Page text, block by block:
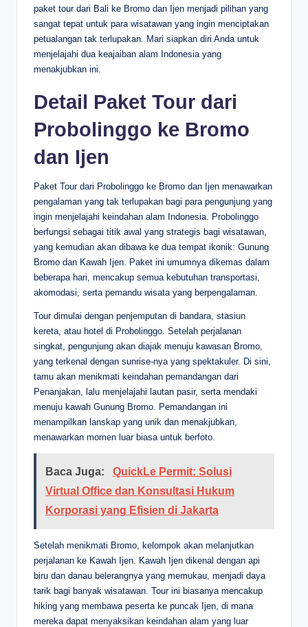
paket tour dari Bali ke Bromo dan Ijen menjadi pilihan yang
sangat tepat untuk para wisatawan yang ingin menciptakan
petualangan tak terlupakan. Mari siapkan diri Anda untuk
menjelajahi dua keajaiban alam Indonesia yang
menakjubkan ini.
Detail Paket Tour dari
Probolinggo ke Bromo
dan Ijen
Paket Tour dari Probolinggo ke Bromo dan Ijen menawarkan
pengalaman yang tak terlupakan bagi para pengunjung yang
ingin menjelajahi keindahan alam Indonesia. Probolinggo
berfungsi sebagai titik awal yang strategis bagi wisatawan,
yang kemudian akan dibawa ke dua tempat ikonik: Gunung
Bromo dan Kawah Ijen. Paket ini umumnya dikemas dalam
beberapa hari, mencakup semua kebutuhan transportasi,
akomodasi, serta pemandu wisata yang berpengalaman.
Tour dimulai dengan penjemputan di bandara, stasiun
kereta, atau hotel di Probolinggo. Setelah perjalanan
singkat, pengunjung akan diajak menuju kawasan Bromo,
yang terkenal dengan sunrise-nya yang spektakuler. Di sini,
tamu akan menikmati keindahan pemandangan dari
Penanjakan, lalu menjelajahi lautan pasir, serta mendaki
menuju kawah Gunung Bromo. Pemandangan ini
menampilkan lanskap yang unik dan menakjubkan,
menawarkan momen luar biasa untuk berfoto.
Baca Juga:
QuickLe Permit: Solusi
Virtual Office dan Konsultasi Hukum
Korporasi yang Efisien di Jakarta
Setelah menikmati Bromo, kelompok akan melanjutkan
perjalanan ke Kawah Ijen. Kawah Ijen dikenal dengan api
biru dan danau belerangnya yang memukau, menjadi daya
tarik bagi banyak wisatawan. Tour ini biasanya mencakup
hiking yang membawa peserta ke puncak Ijen, di mana
mereka dapat menyaksikan keindahan alam yang luar